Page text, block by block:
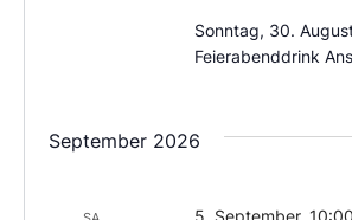
Sonntag, 30.
Feierabenddrink
September 2026